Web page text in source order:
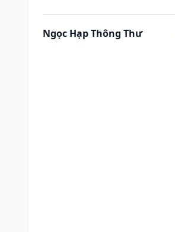
Ngọc Hạp Thông Thư